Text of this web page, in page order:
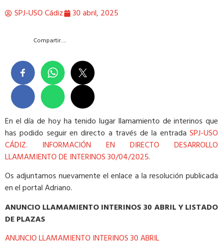
SPJ-USO Cádiz 30 abril, 2025
Compartir….
En el día de hoy ha tenido lugar llamamiento de interinos que
has podido seguir en directo a través de la entrada SPJ-USO
CÁDIZ. INFORMACIÓN EN DIRECTO DESARROLLO
LLAMAMIENTO DE INTERINOS 30/04/2025.
Os adjuntamos nuevamente el enlace a la resolución publicada
en el portal Adriano.
ANUNCIO LLAMAMIENTO INTERINOS 30 ABRIL Y LISTADO
DE PLAZAS
ANUNCIO LLAMAMIENTO INTERINOS 30 ABRIL